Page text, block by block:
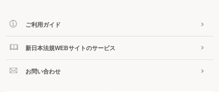
ご利用ガイド
新日本法規WEBサイトのサービス
お問い合わせ